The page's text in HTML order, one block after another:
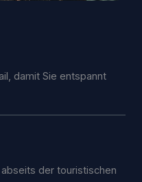
damit Sie entspannt
der touristischen